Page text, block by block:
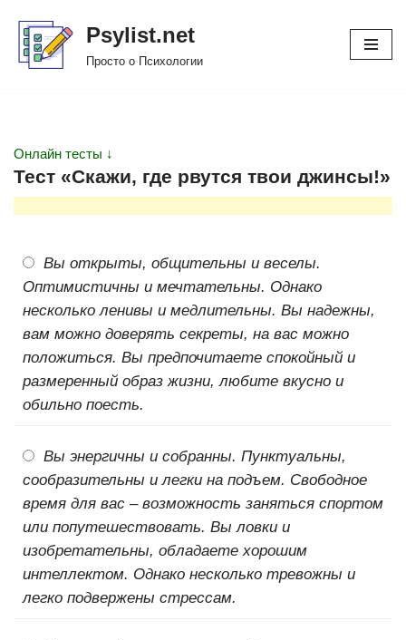
Перейти
Psylist.net
Просто о Психологии
Онлайн тесты ↓
Тест «Скажи, где рвутся твои джинсы!»
Вы открыты, общительны и веселы.
Оптимистичны и мечтательны. Однако
несколько ленивы и медлительны. Вы надежны,
вам можно доверять секреты, на вас можно
положиться. Вы предпочитаете спокойный и
размеренный образ жизни, любите вкусно и
обильно поесть.
Вы энергичны и собранны. Пунктуальны,
сообразительны и легки на подъем. Свободное
время для вас – возможность заняться спортом
или попутешествовать. Вы ловки и
изобретательны, обладаете хорошим
интеллектом. Однако несколько тревожны и
легко подвержены стрессам.